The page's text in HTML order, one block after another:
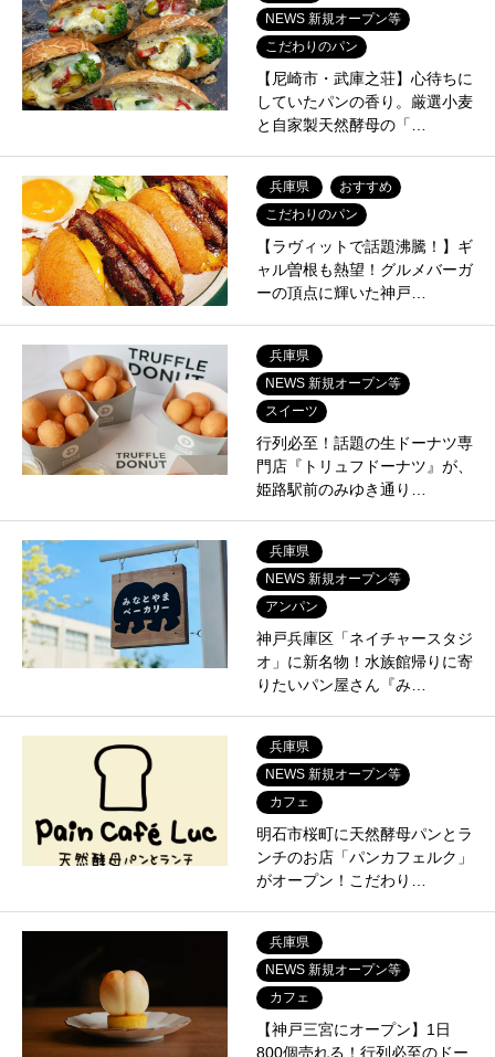
NEWS 新規オープン等
こだわりのパン
【尼崎市・武庫之荘】心待ちに
していたパンの香り。厳選小麦
と自家製天然酵母の「…
兵庫県
おすすめ
こだわりのパン
【ラヴィットで話題沸騰！】ギ
ャル曽根も熱望！グルメバーガ
ーの頂点に輝いた神戸…
兵庫県
NEWS 新規オープン等
スイーツ
行列必至！話題の生ドーナツ専
門店『トリュフドーナツ』が、
姫路駅前のみゆき通り…
兵庫県
NEWS 新規オープン等
アンパン
神戸兵庫区「ネイチャースタジ
オ」に新名物！水族館帰りに寄
りたいパン屋さん『み…
兵庫県
NEWS 新規オープン等
カフェ
明石市桜町に天然酵母パンとラ
ンチのお店「パンカフェルク」
がオープン！こだわり…
兵庫県
NEWS 新規オープン等
カフェ
【神戸三宮にオープン】1日
800個売れる！行列必至のドー